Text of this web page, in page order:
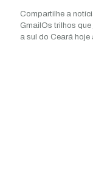
Compartilhe a
GmailOs trilhos
a sul do Ceará hoje